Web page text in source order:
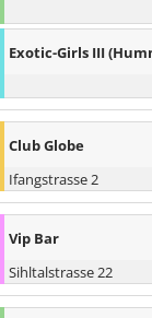
Exotic-Girls III
Club Globe
Ifangstrasse 2
Vip Bar
Sihltalstrasse 22